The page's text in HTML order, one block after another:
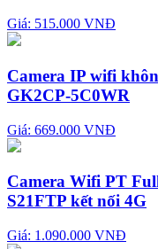
Giá: 515.000 VNĐ
Camera IP wifi
GK2CP-5C0WR
Giá: 669.000 VNĐ
Camera Wifi PT
S21FTP kết nối 4G
Giá: 1.090.000 VNĐ